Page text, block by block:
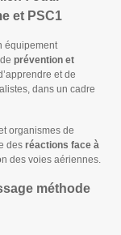
et PSC1
équipement
prévention et
et de
dans un cadre
organismes de
des réactions face à
des voies aériennes.
méthode